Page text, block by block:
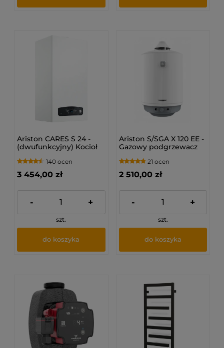
Ariston CARES S 24 -
(dwufunkcyjny) Kocioł
140 ocen
3 454,00 zł
- +
szt.
do koszyka
Ariston S/SGA X 120 EE -
Gazowy podgrzewacz
21 ocen
2 510,00 zł
- +
szt.
do koszyka